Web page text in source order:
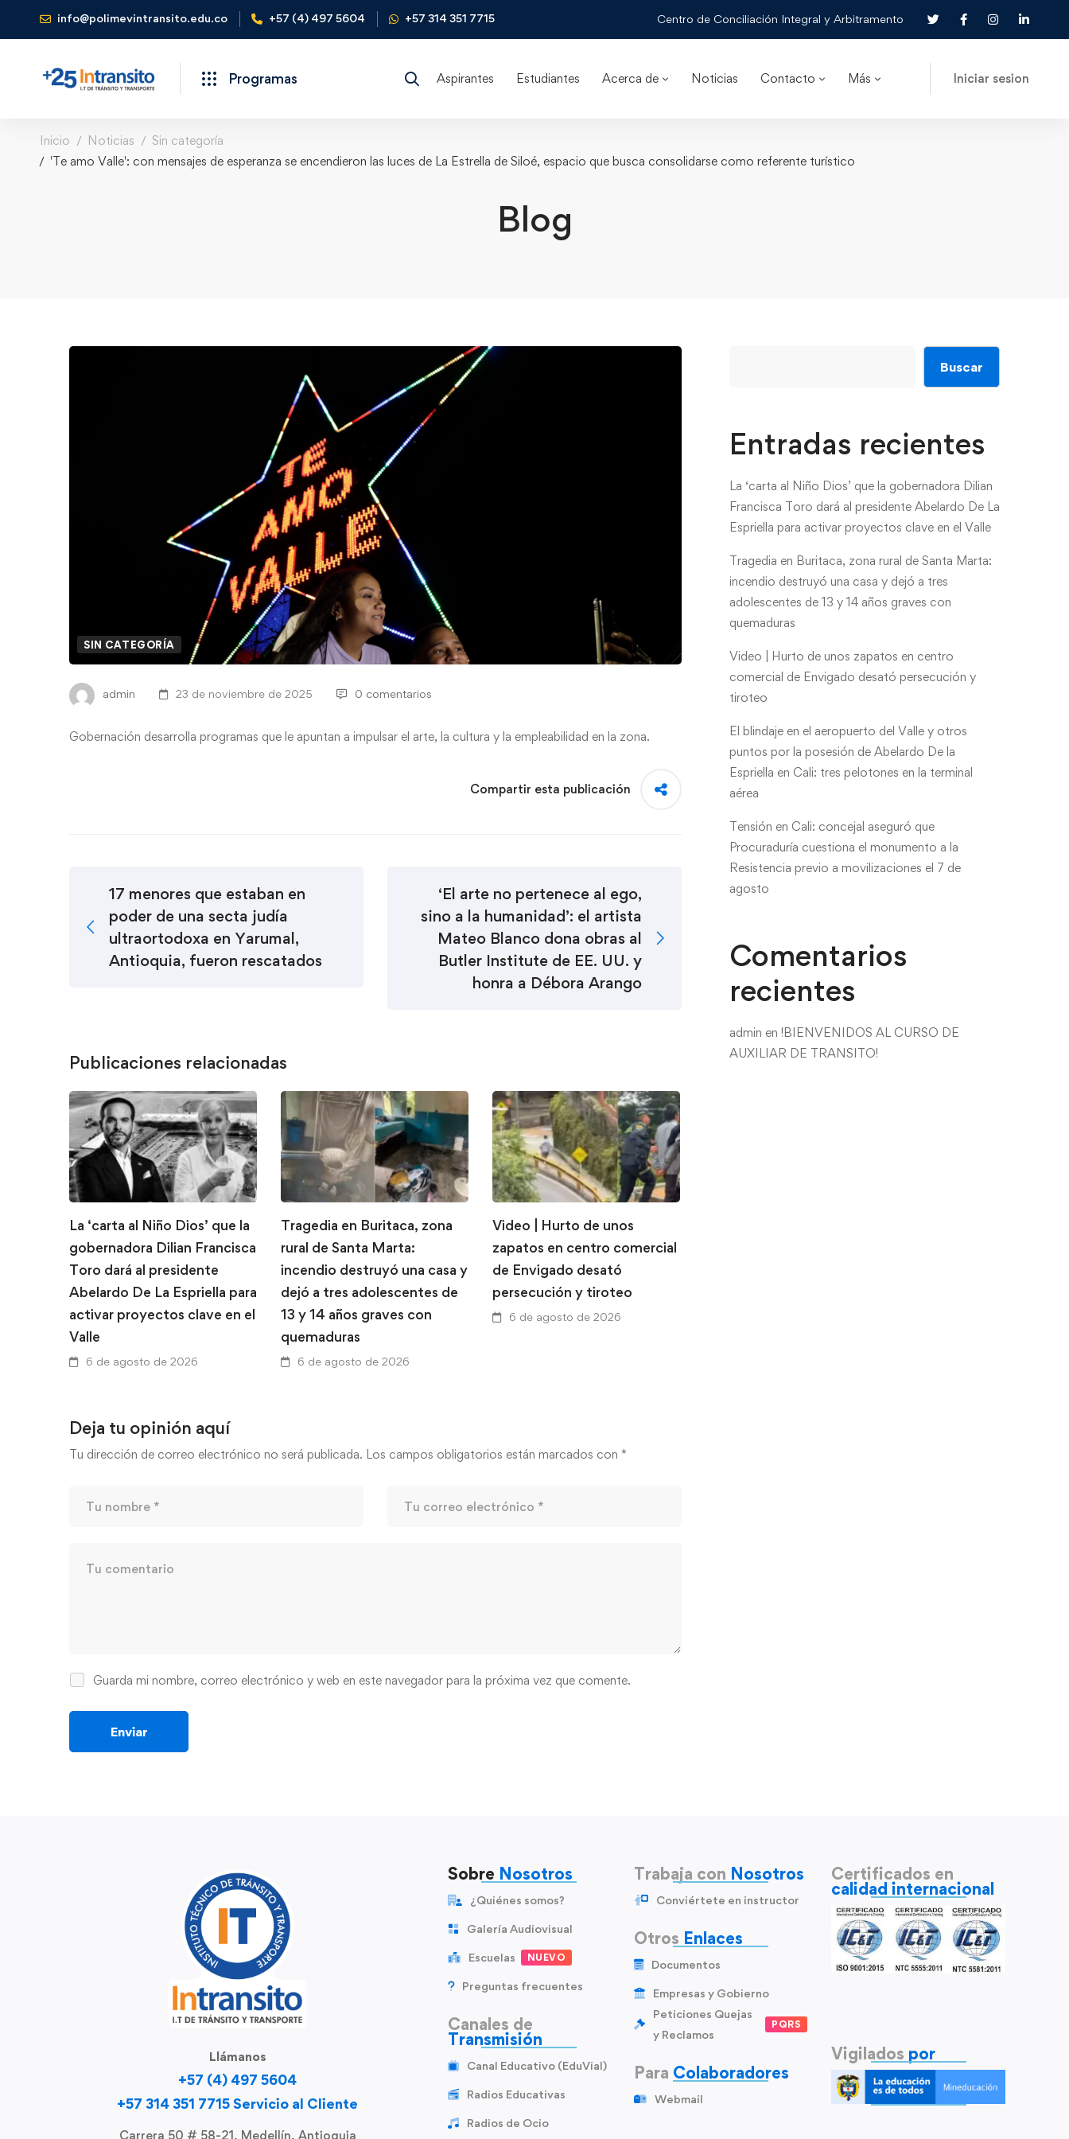
info@polimevintransito.edu.co +57 (4) 497 5604 +57 314 351 7715 Centro de Conciliación Integral y Arbitramento
Programas Aspirantes Estudiantes Acerca de Noticias Contacto Más Iniciar sesion
Inicio Noticias
Sin categoría
'Te amo Valle': con mensajes de esperanza se encendieron las luces de La Estrella de Siloé, espacio que busca consolidarse como referente turístico
Blog
SIN CATEGORÍA
admin 23 de noviembre de 2025 0 comentarios
Gobernación desarrolla programas que le apuntan a impulsar el arte, la cultura y la empleabilidad en la zona.
Compartir esta publicación
17 menores que estaban en
poder de una secta judía
ultraortodoxa en Yarumal,
Antioquia, fueron rescatados
‘El arte no pertenece al ego,
sino a la humanidad’: el artista
Mateo Blanco dona obras al
Butler Institute de EE. UU. y
honra a Débora Arango
Publicaciones relacionadas
La ‘carta al Niño Dios’ que la
gobernadora Dilian Francisca
Toro dará al presidente
Abelardo De La Espriella para
activar proyectos clave en el
Valle
6 de agosto de 2026
Tragedia en Buritaca, zona
rural de Santa Marta:
incendio destruyó una casa y
dejó a tres adolescentes de
13 y 14 años graves con
quemaduras
6 de agosto de 2026
Video | Hurto de unos
zapatos en centro comercial
de Envigado desató
persecución y tiroteo
6 de agosto de 2026
Deja tu opinión aquí
Tu dirección de correo electrónico no será publicada. Los campos obligatorios están marcados con *
Guarda mi nombre, correo electrónico y web en este navegador para la próxima vez que comente.
Buscar
Entradas recientes
La ‘carta al Niño Dios’ que la gobernadora Dilian
Francisca Toro dará al presidente Abelardo De La
Espriella para activar proyectos clave en el Valle
Tragedia en Buritaca, zona rural de Santa Marta:
incendio destruyó una casa y dejó a tres
adolescentes de 13 y 14 años graves con
quemaduras
Video | Hurto de unos zapatos en centro
comercial de Envigado desató persecución y
tiroteo
El blindaje en el aeropuerto del Valle y otros
puntos por la posesión de Abelardo De la
Espriella en Cali: tres pelotones en la terminal
aérea
Tensión en Cali: concejal aseguró que
Procuraduría cuestiona el monumento a la
Resistencia previo a movilizaciones el 7 de
agosto
Comentarios
recientes
admin en !BIENVENIDOS AL CURSO DE
AUXILIAR DE TRANSITO!
Llámanos
+57 (4) 497 5604
+57 314 351 7715 Servicio al Cliente
Carrera 50 # 58-21, Medellín, Antioquia
Sobre Nosotros
¿Quiénes somos?
Galería Audiovisual
Escuelas NUEVO
Preguntas frecuentes
Canales de
Transmisión
Canal Educativo (EduVial)
Radios Educativas
Radios de Ocio
Trabaja con Nosotros
Conviértete en instructor
Otros Enlaces
Documentos
Empresas y Gobierno
Peticiones Quejas
y Reclamos
PQRS
Para Colaboradores
Webmail
Certificados en
calidad internacional
Vigilados por